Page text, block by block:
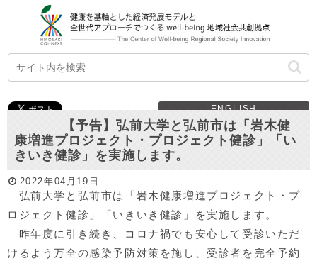
ENGLISH
【予告】弘前大学と弘前市は「岩木健
康増進プロジェクト・プロジェクト健診」「い
きいき健診」を実施します。
2022年04月19日
弘前大学と弘前市は「岩木健康増進プロジェクト・プ
ロジェクト健診」「いきいき健診」を実施します。
昨年度に引き続き、コロナ禍でも安心して受診いただ
けるよう万全の感染予防対策を施し、受診者を完全予約